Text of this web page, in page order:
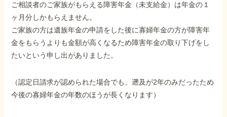
当事務所に
依頼するメリット
089-907-3797
受付時間：平日9:00~18:00
ご相談者のご家族がもらえる障害年金（未支給金）は年金の１
ヶ月分しかもらえません。
ご家族の方は遺族年金の申請をした後に寡婦年金の方が障害年
金をもらうよりも金額が高くなるため障害年金の取り下げをし
たいという申し出がありました。
（認定日請求が認められた場合でも、遡及が2年のみだったため
今後の寡婦年金の年数のほうが長くなります）